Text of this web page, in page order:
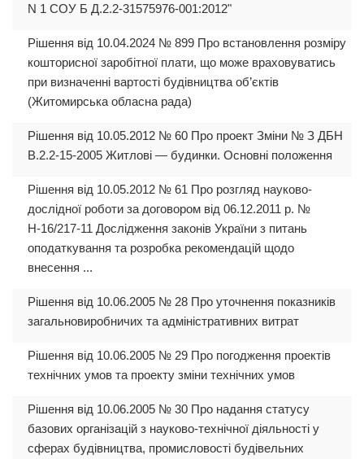
N 1 СОУ Б Д.2.2-31575976-001:2012"
Рішення від 10.04.2024 № 899 Про встановлення розміру
кошторисної заробітної плати, що може враховуватись
при визначенні вартості будівництва об’єктів
(Житомирська обласна рада)
Рішення від 10.05.2012 № 60 Про проект Зміни № З ДБН
В.2.2-15-2005 Житлові — будинки. Основні положення
Рішення від 10.05.2012 № 61 Про розгляд науково-
дослідної роботи за договором від 06.12.2011 р. №
Н-16/217-11 Дослідження законів України з питань
оподаткування та розробка рекомендацій щодо
внесення ...
Рішення від 10.06.2005 № 28 Про уточнення показників
загальновиробничих та адміністративних витрат
Рішення від 10.06.2005 № 29 Про погодження проектів
технічних умов та проекту зміни технічних умов
Рішення від 10.06.2005 № 30 Про надання статусу
базових організацій з науково-технічної діяльності у
сферах будівництва, промисловості будівельних